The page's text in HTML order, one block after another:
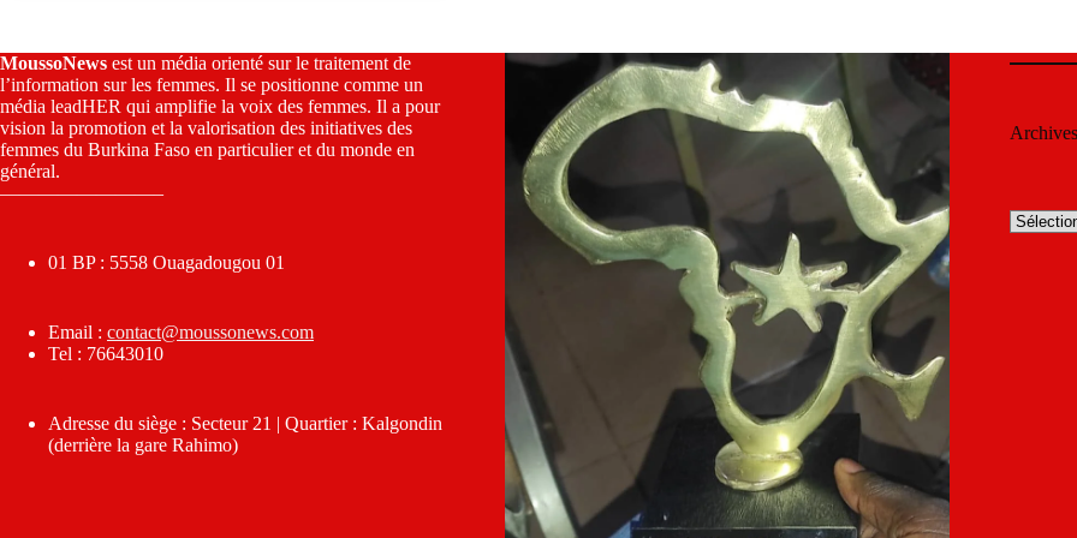
MoussoNews est un média orienté sur le traitement de
l’information sur les femmes. Il se positionne comme un
média leadHER qui amplifie la voix des femmes. Il a pour
vision la promotion et la valorisation des initiatives des
femmes du Burkina Faso en particulier et du monde en
général.
————————–
01 BP : 5558 Ouagadougou 01
Email : contact@moussonews.com
Tel : 76643010
Adresse du siège : Secteur 21 | Quartier : Kalgondin
(derrière la gare Rahimo)
Archives
Archives